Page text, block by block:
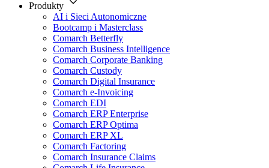
Produkty
AI i Sieci Autonomiczne
Bootcamp i Masterclass
Comarch Betterfly
Comarch Business Intelligence
Comarch Corporate Banking
Comarch Custody
Comarch Digital Insurance
Comarch e-Invoicing
Comarch EDI
Comarch ERP Enterprise
Comarch ERP Optima
Comarch ERP XL
Comarch Factoring
Comarch Insurance Claims